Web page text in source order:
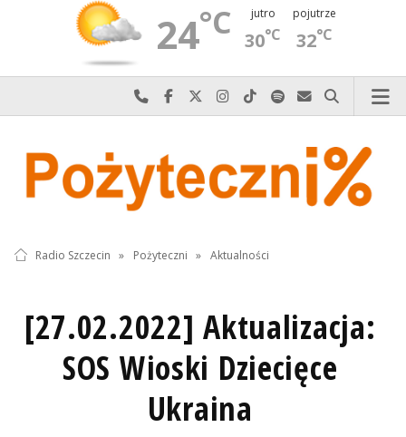
24°C jutro
30°C
pojutrze
32°C
Najlepiej po prostu do nas zadzwoń
Odwiedź nas na Facebook-u
Odwiedź nas na X
Odwiedź nas na Instagram-ie
Odwiedź nas na TikTok-u
Szukaj nas na Spotify
Wyślij do nas
Szukaj
Radio Szczecin » Pożyteczni » Aktualności
[27.02.2022] Aktualizacja:
SOS Wioski Dziecięce
Ukraina